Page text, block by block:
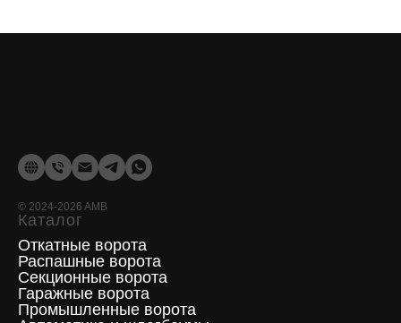
© 2024-2026 AMB
Каталог
Откатные ворота
Распашные ворота
Секционные ворота
Гаражные ворота
Промышленные ворота